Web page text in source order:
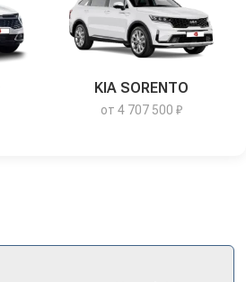
KIA SORENTO
от 4 707 500 ₽